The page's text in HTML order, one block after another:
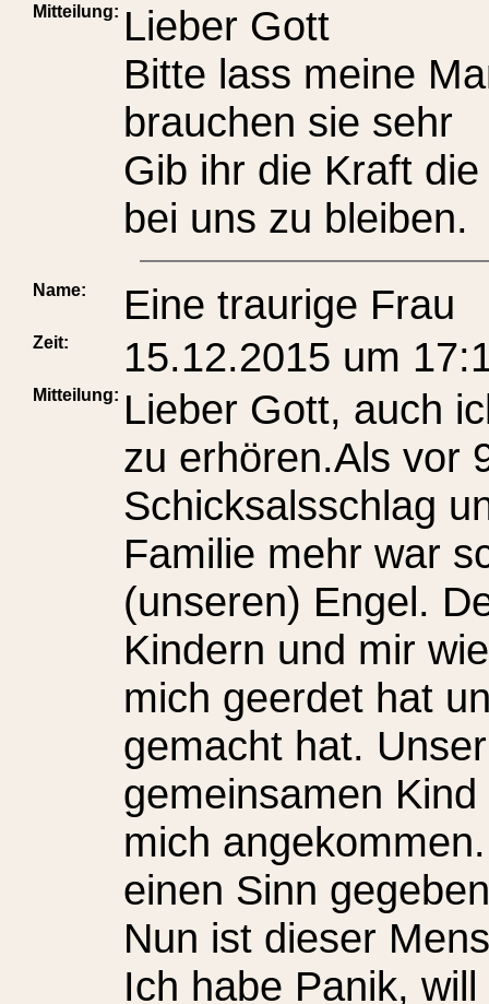
Mitteilung: Lieber Gott
Bitte lass meine
brauchen sie sehr
Gib ihr die Kraft
bei uns zu bleiben.
Name: Eine traurige Frau
Zeit: 15.12.2015 um
Mitteilung: Lieber Gott, auch
zu erhören.Als vor
Schicksalsschlag
Familie mehr war
(unseren) Engel.
Kindern und mir
mich geerdet hat
gemacht hat.
gemeinsamen
mich
einen Sinn
Nun ist dieser
Ich habe Panik,